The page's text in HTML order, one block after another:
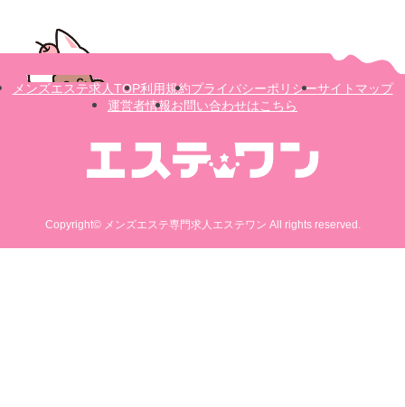
メンズエステ求人TOP利用規約プライバシーポリシーサイトマップ
運営者情報お問い合わせはこちら
Copyright© メンズエステ専門求人エステワン All rights reserved.